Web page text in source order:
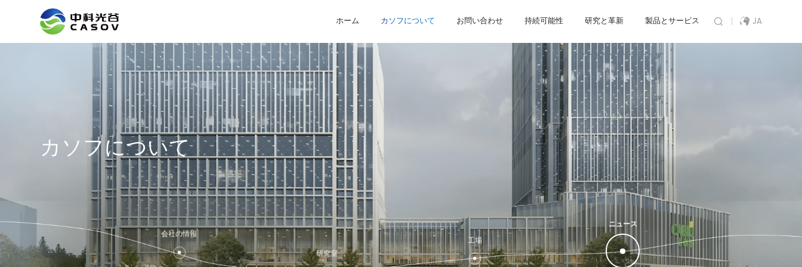
ホーム カソフについて お問い合わせ 持続可能性 研究と革新 製品とサービス JA
会社のニュース マーケティング活動 業界情報
カソフについて
会社の情報
研究室
工場
ニュース